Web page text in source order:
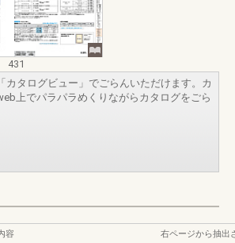
431
カタログビュー」でごらんいただけます。カ
上でパラパラめくりながらカタログをごら
容
右ページから抽出